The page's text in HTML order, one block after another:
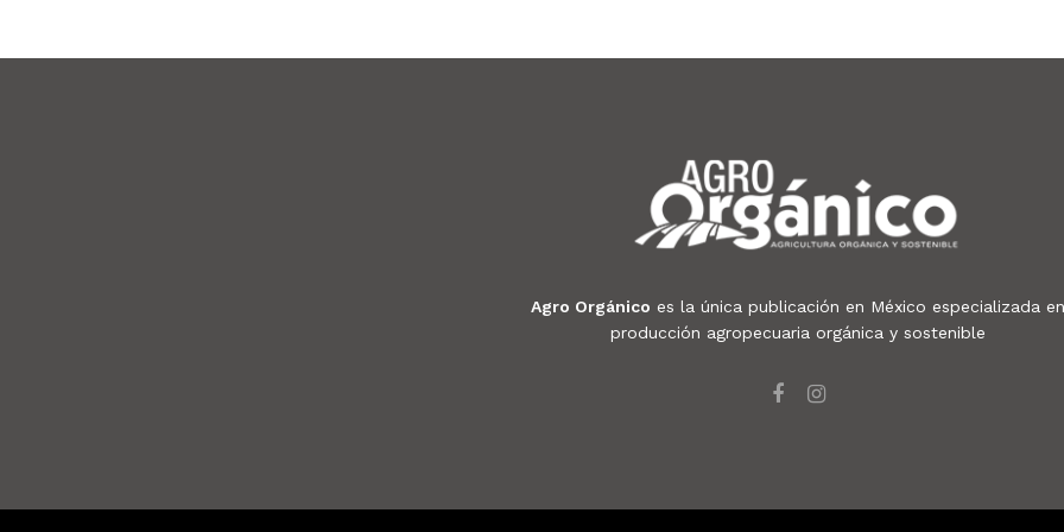
Agro Orgánico es la única publicación en México especializada en
producción agropecuaria orgánica y sostenible